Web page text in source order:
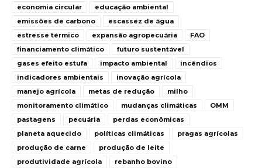
economia circular
educação ambiental
emissões de carbono
escassez de água
estresse térmico
expansão agropecuária
FAO
financiamento climático
futuro sustentável
gases efeito estufa
impacto ambiental
incêndios
indicadores ambientais
inovação agrícola
manejo agrícola
metas de redução
milho
monitoramento climático
mudanças climáticas
OMM
pastagens
pecuária
perdas econômicas
planeta aquecido
políticas climáticas
pragas agrícolas
produção de carne
produção de leite
produtividade agrícola
rebanho bovino